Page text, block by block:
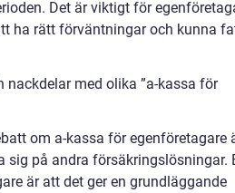
Det är viktigt för
ha rätt förväntningar och kunna
med olika ”a-kassa för
om a-kassa för egenföretagare
sig på andra försäkringslösningar.
är att det ger en grundläggande